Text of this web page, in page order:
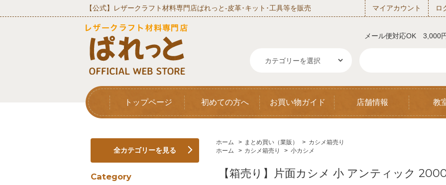
【公式】レザークラフト材料専門店ぱれっと‐皮革･キット･工具等を販売 マイアカウント ロ
メール便対応OK 3,000
トップページ 初めての方へ お買い物ガイド 店舗情報 教
ホーム > まとめ買い（業販） > カシメ箱売り
ホーム
> カシメ箱売り > 小カシメ
【箱売り】片面カシメ 小 アンティック
全カテゴリーを見る
Category